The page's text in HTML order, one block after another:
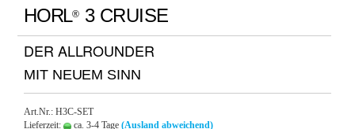
HORL® 3 CRUISE
DER ALLROUNDER
MIT NEUEM SINN
Art.Nr.: H3C-SET
Lieferzeit:
ca. 3-4 Tage (Ausland abweichend)